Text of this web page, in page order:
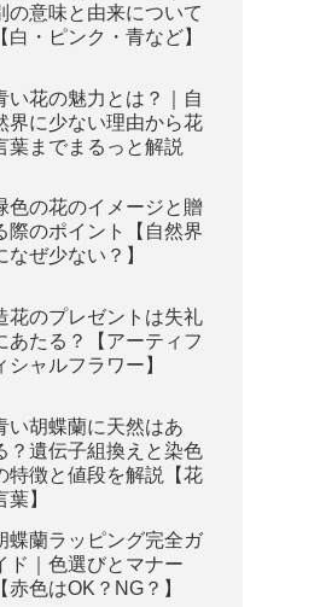
の意味と由来について
【白・ピンク・青など】
い花の魅力とは？｜自
界に少ない理由から花
葉までまるっと解説
色の花のイメージと贈
際のポイント【自然界
なぜ少ない？】
花のプレゼントは失礼
あたる？【アーティフ
シャルフラワー】
い胡蝶蘭に天然はあ
？遺伝子組換えと染色
特徴と値段を解説【花
葉】
蝶蘭ラッピング完全ガ
ド｜色選びとマナー
【赤色はOK？NG？】